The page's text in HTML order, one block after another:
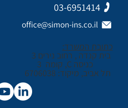
כתובת המשרד:
בית קנדה , רחוב נירים 3
כניסה C, קומה 3
תל אביב, מיקוד: 6706038
03-6951414
office@simon-ins.co.il